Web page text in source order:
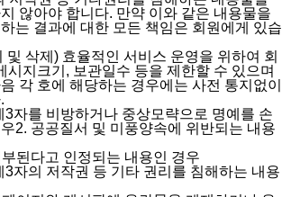
않아야 합니다. 만약 이와 같은 내용물을
는 결과에 대한 모든 책임은 회원에게 있습
및 삭제) 효율적인 서비스 운영을 위하여 회
시지크기, 보관일수 등을 제한할 수 있으며
각 호에 해당하는 경우에는 사전 통지없이
3자를 비방하거나 중상모략으로 명예를 손
2. 공공질서 및 미풍양속에 위반되는 내용
된다고 인정되는 내용인 경우
3자의 저작권 등 기타 권리를 침해하는 내용